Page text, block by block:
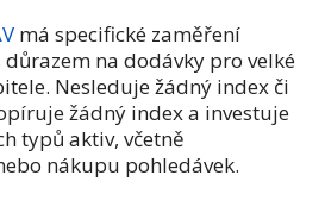
má specifické zaměření
na dodávky pro velké
Nesleduje žádný index či
žádný index a investuje
typů aktiv, včetně
nákupu pohledávek.